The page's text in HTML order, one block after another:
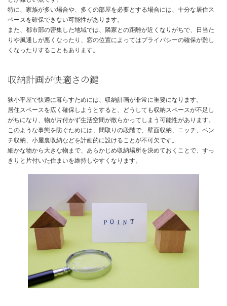
コストと効率の良さが魅力
狭小地に平屋を建てることには、いくつかの魅力的なメリットがあ
まず、狭小地は広い土地に比べて土地購入費用を抑えられる傾向が
減できる可能性があります。
済む、といったランニングコストの面でも有利です。
家事動線がシンプルになるため、日々の生活や掃除の効率も向上し
広さやプライバシー確保は課題
一方で、狭小平屋にはデメリットも存在します。
とが難しい点です。
特に、家族が多い場合や、多くの部屋を必要とする場合には、十分
ペースを確保できない可能性があります。
また、都市部の密集した地域では、隣家との距離が近くなりがちで
りや風通しが悪くなったり、窓の位置によってはプライバシーの確
くなったりすることもあります。
収納計画が快適さの鍵